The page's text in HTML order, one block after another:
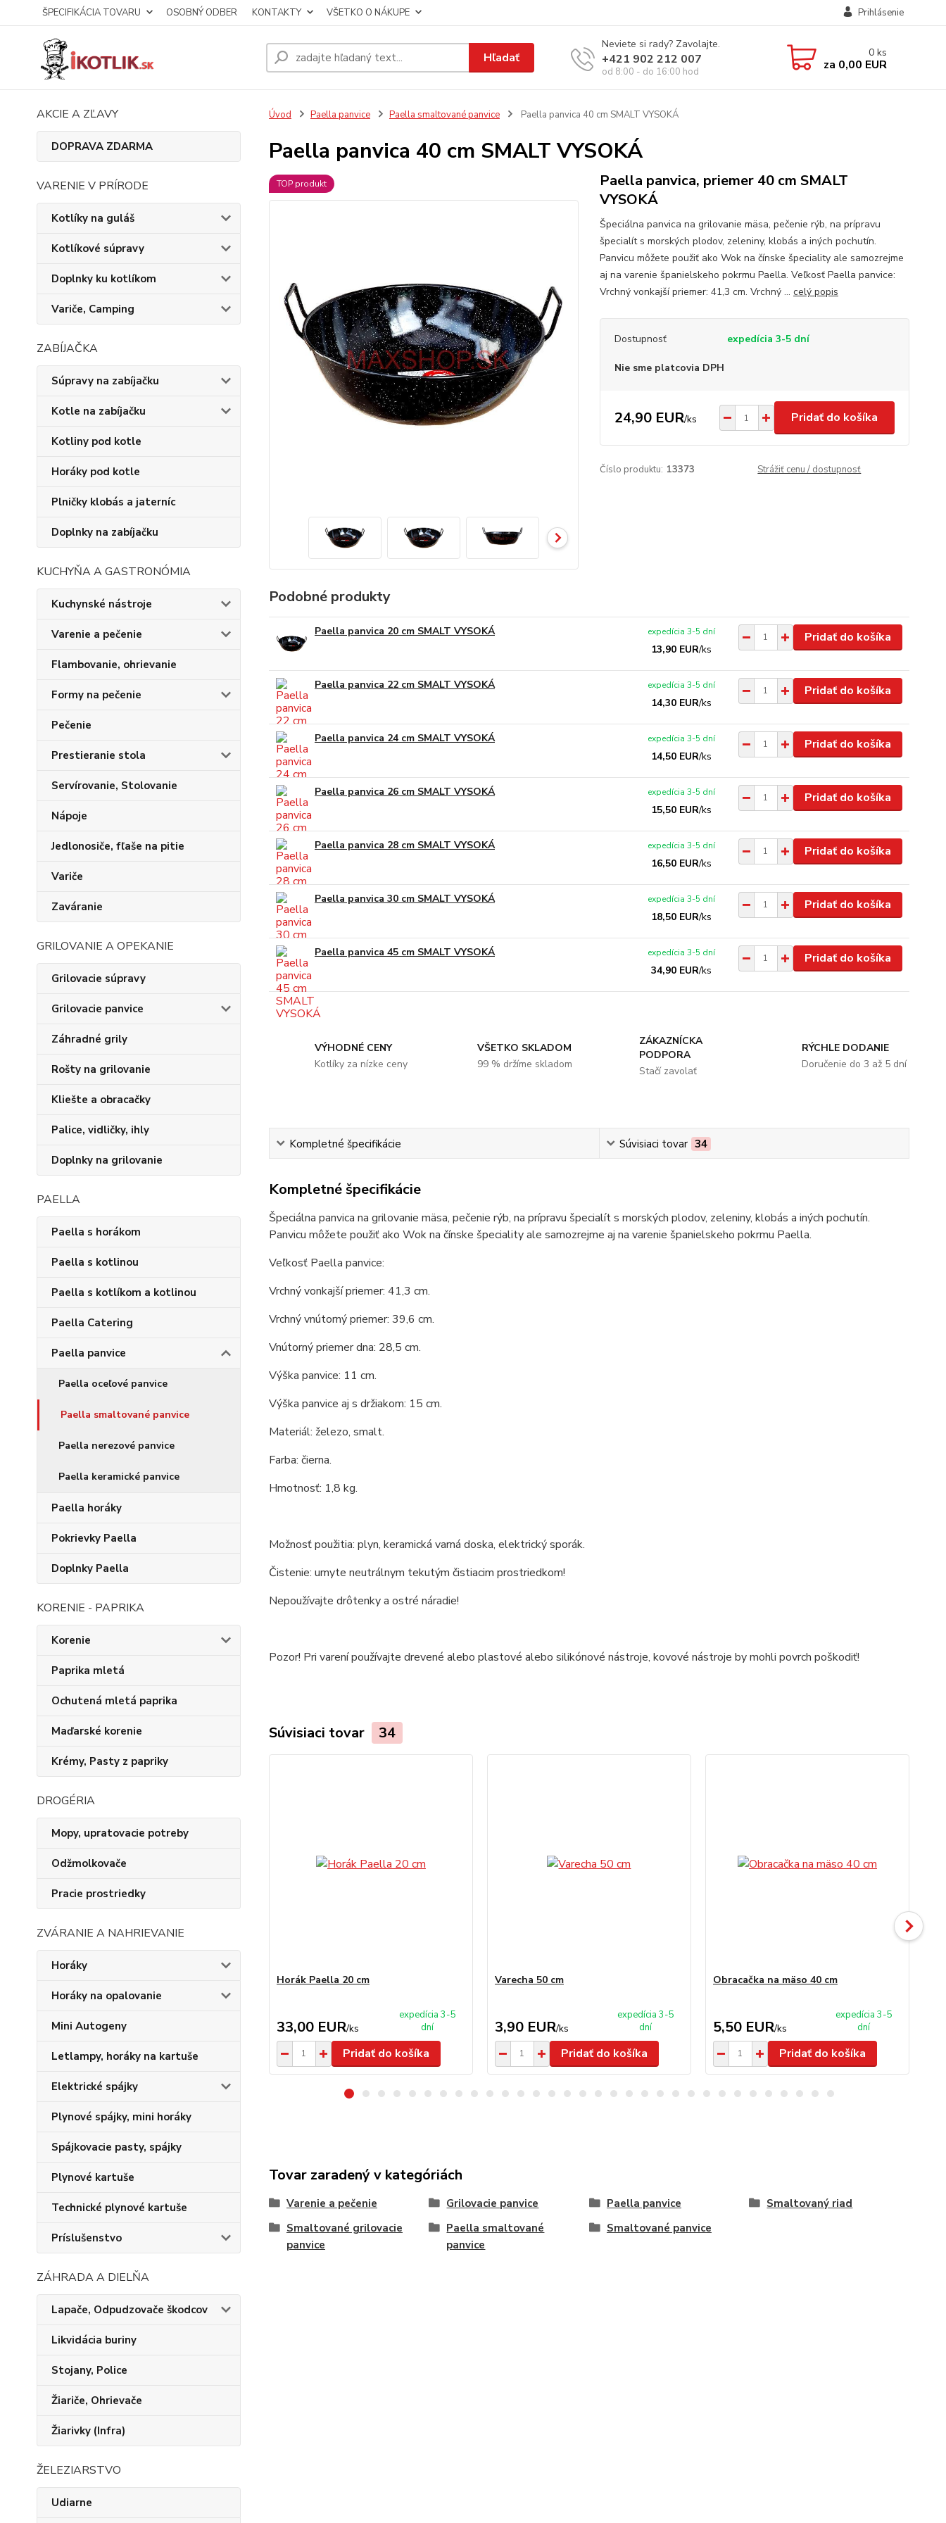
ŠPECIFIKÁCIA TOVARU OSOBNÝ ODBER KONTAKTY VŠETKO O NÁKUPE Prihlásenie
Hľadať
Neviete si rady? Zavolajte.
+421 902 212 007
od 8:00 - do 16:00 hod
0 ks
za 0,00 EUR
AKCIE A ZĽAVY
DOPRAVA ZDARMA
VARENIE V PRÍRODE
Kotlíky na guláš
Kotlíkové súpravy
Doplnky ku kotlíkom
Variče, Camping
ZABÍJAČKA
Súpravy na zabíjačku
Kotle na zabíjačku
Kotliny pod kotle
Horáky pod kotle
Plničky klobás a jaterníc
Doplnky na zabíjačku
KUCHYŇA A GASTRONÓMIA
Kuchynské nástroje
Varenie a pečenie
Flambovanie, ohrievanie
Formy na pečenie
Pečenie
Prestieranie stola
Servírovanie, Stolovanie
Nápoje
Jedlonosiče, fľaše na pitie
Variče
Zaváranie
GRILOVANIE A OPEKANIE
Grilovacie súpravy
Grilovacie panvice
Záhradné grily
Rošty na grilovanie
Kliešte a obracačky
Palice, vidličky, ihly
Doplnky na grilovanie
PAELLA
Paella s horákom
Paella s kotlinou
Paella s kotlíkom a kotlinou
Paella Catering
Paella panvice
Paella oceľové panvice
Paella smaltované panvice
Paella nerezové panvice
Paella keramické panvice
Paella horáky
Pokrievky Paella
Doplnky Paella
KORENIE - PAPRIKA
Korenie
Paprika mletá
Ochutená mletá paprika
Maďarské korenie
Krémy, Pasty z papriky
DROGÉRIA
Mopy, upratovacie potreby
Odžmolkovače
Pracie prostriedky
ZVÁRANIE A NAHRIEVANIE
Horáky
Horáky na opalovanie
Mini Autogeny
Letlampy, horáky na kartuše
Elektrické spájky
Plynové spájky, mini horáky
Spájkovacie pasty, spájky
Plynové kartuše
Technické plynové kartuše
Príslušenstvo
ZÁHRADA A DIELŇA
Lapače, Odpudzovače škodcov
Likvidácia buriny
Stojany, Police
Žiariče, Ohrievače
Žiarivky (Infra)
ŽELEZIARSTVO
Udiarne
Úvod Paella panvice Paella smaltované panvice Paella panvica 40 cm SMALT VYSOKÁ
Paella panvica 40 cm SMALT VYSOKÁ
TOP produkt
Paella panvica, priemer 40 cm SMALT
VYSOKÁ
Špeciálna panvica na grilovanie mäsa, pečenie rýb, na prípravu
špecialít s morských plodov, zeleniny, klobás a iných pochutín.
Panvicu môžete použiť ako Wok na čínske špeciality ale samozrejme
aj na varenie španielskeho pokrmu Paella. Veľkosť Paella panvice:
Vrchný vonkajší priemer: 41,3 cm. Vrchný ... celý popis
Dostupnosť expedícia 3-5 dní
Nie sme platcovia DPH
24,90 EUR/ks Pridať do košíka
Číslo produktu: 13373 Strážiť cenu / dostupnosť
Podobné produkty
Paella panvica 20 cm SMALT VYSOKÁ
13,90 EUR/ks
expedícia 3-5 dní Pridať do košíka
Paella panvica 22 cm SMALT VYSOKÁ
14,30 EUR/ks
expedícia 3-5 dní Pridať do košíka
Paella panvica 24 cm SMALT VYSOKÁ
14,50 EUR/ks
expedícia 3-5 dní Pridať do košíka
Paella panvica 26 cm SMALT VYSOKÁ
15,50 EUR/ks
expedícia 3-5 dní Pridať do košíka
Paella panvica 28 cm SMALT VYSOKÁ
16,50 EUR/ks
expedícia 3-5 dní Pridať do košíka
Paella panvica 30 cm SMALT VYSOKÁ
18,50 EUR/ks
expedícia 3-5 dní Pridať do košíka
Paella panvica 45 cm SMALT VYSOKÁ
34,90 EUR/ks
expedícia 3-5 dní Pridať do košíka
VÝHODNÉ CENY
Kotlíky za nízke ceny
VŠETKO SKLADOM
99 % držíme skladom
ZÁKAZNÍCKA
PODPORA
Stačí zavolať
RÝCHLE DODANIE
Doručenie do 3 až 5 dní
Kompletné špecifikácie Súvisiaci tovar 34
Kompletné špecifikácie
Špeciálna panvica na grilovanie mäsa, pečenie rýb, na prípravu špecialít s morských plodov, zeleniny, klobás a iných pochutín.
Panvicu môžete použiť ako Wok na čínske špeciality ale samozrejme aj na varenie španielskeho pokrmu Paella.
Veľkosť Paella panvice:
Vrchný vonkajší priemer: 41,3 cm.
Vrchný vnútorný priemer: 39,6 cm.
Vnútorný priemer dna: 28,5 cm.
Výška panvice: 11 cm.
Výška panvice aj s držiakom: 15 cm.
Materiál: železo, smalt.
Farba: čierna.
Hmotnosť: 1,8 kg.
Možnosť použitia: plyn, keramická varná doska, elektrický sporák.
Čistenie: umyte neutrálnym tekutým čistiacim prostriedkom!
Nepoužívajte drôtenky a ostré náradie!
Pozor! Pri varení používajte drevené alebo plastové alebo silikónové nástroje, kovové nástroje by mohli povrch poškodiť!
Súvisiaci tovar 34
Horák Paella 20 cm
33,00 EUR/ks
expedícia 3-5
dní
Pridať do košíka
Varecha 50 cm
3,90 EUR/ks
expedícia 3-5
dní
Pridať do košíka
Obracačka na mäso 40 cm
5,50 EUR/ks
expedícia 3-5
dní
Pridať do košíka
Tovar zaradený v kategóriách
Varenie a pečenie Grilovacie panvice Paella panvice
Smaltovaný riad
Smaltované grilovacie
panvice
Paella smaltované
panvice
Smaltované panvice